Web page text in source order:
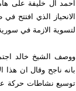
احمد ال خليفة على
الانحياز الذي افتتح في
لتسوية الازمة في
ووصف الشيخ خالد
بانه ناجح وقال ان هذا
توسيع نشاطات حركة